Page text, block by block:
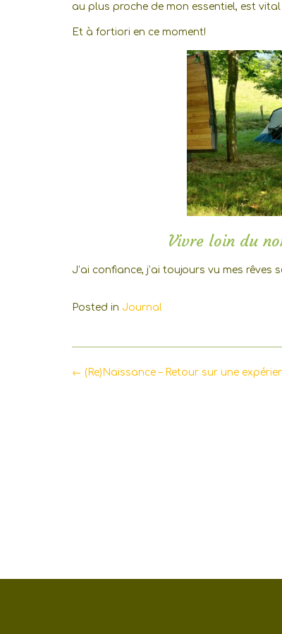
au plus proche de mon essentiel, est
Et à fortiori en ce moment!
Vivre loin du
J’ai confiance, j’ai toujours vu mes rêves
Posted in Journal
Post
← (Re)Naissance – Retour sur une